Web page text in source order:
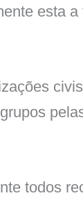
esta
todos